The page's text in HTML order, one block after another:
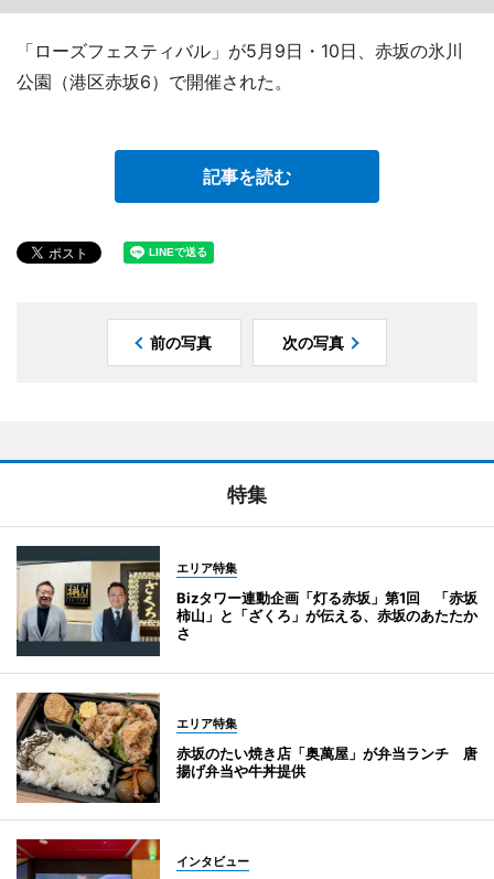
「ローズフェスティバル」が5月9日・10日、赤坂の氷川
公園（港区赤坂6）で開催された。
記事を読む
前の写真 次の写真
特集
エリア特集
Bizタワー連動企画「灯る赤坂」第1回 「赤坂
柿山」と「ざくろ」が伝える、赤坂のあたたか
さ
エリア特集
赤坂のたい焼き店「奥萬屋」が弁当ランチ 唐
揚げ弁当や牛丼提供
インタビュー